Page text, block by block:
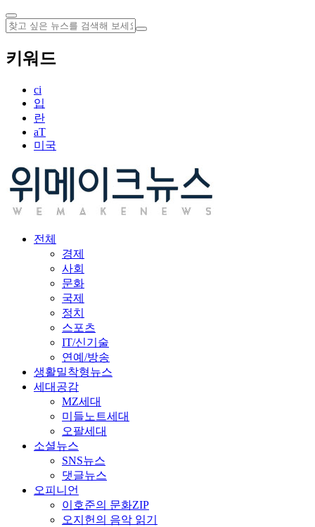
키워드
ci
입
란
aT
미국
전체
경제
사회
문화
국제
정치
스포츠
IT/신기술
연예/방송
생활밀착형뉴스
세대공감
MZ세대
미들노트세대
오팔세대
소셜뉴스
SNS뉴스
댓글뉴스
오피니언
이호준의 문화ZIP
오지헌의 음악 읽기